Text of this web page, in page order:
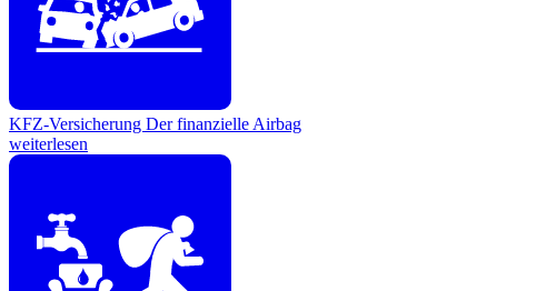
KFZ-Versicherung Der finanzielle Airbag
weiterlesen